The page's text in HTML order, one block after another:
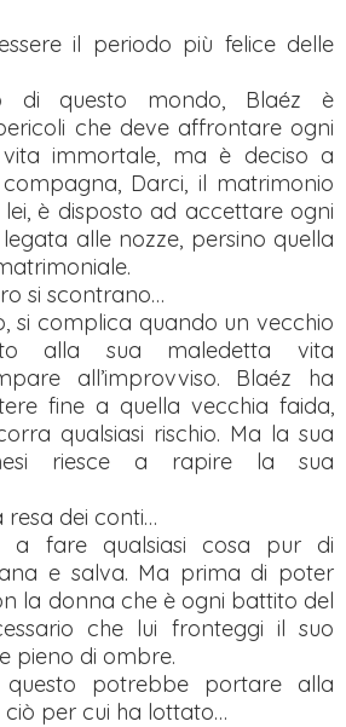
il periodo più felice delle
di questo mondo, Blaéz è
che deve affrontare ogni
immortale, ma è deciso a
Darci, il matrimonio
lei, è disposto ad accettare ogni
alle nozze, persino quella
si scontrano…
si complica quando un vecchio
alla sua maledetta vita
all’improvviso. Blaéz ha
fine a quella vecchia faida,
qualsiasi rischio. Ma la sua
riesce a rapire la sua
resa dei conti…
a fare qualsiasi cosa pur di
e salva. Ma prima di poter
la donna che è ogni battito del
che lui fronteggi il suo
pieno di ombre.
potrebbe portare alla
per cui ha lottato…